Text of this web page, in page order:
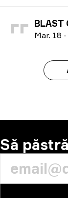
BLAST
Mar. 18 -
Să